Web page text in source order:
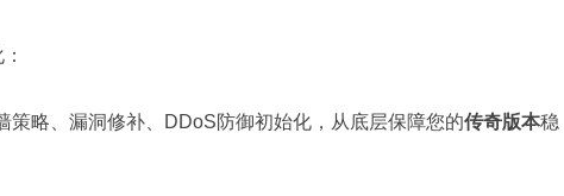
略、漏洞修补、DDoS防御初始化，从底层保障您的传奇版本稳